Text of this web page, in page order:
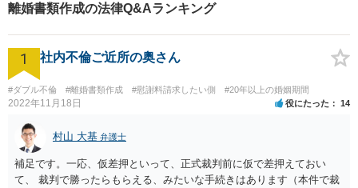
離婚書類作成の法律Q&Aランキング
1 社内不倫ご近所の奥さん
#ダブル不倫 #離婚書類作成 #慰謝料請求したい側 #20年以上の婚姻期間
2022年11月18日 役にたった 14
村山 大基 弁護士
補足です。一応、仮差押といって、正式裁判前に仮で差押えておい
て、 裁判で勝ったらもらえる、みたいな手続きはあります（本件で裁